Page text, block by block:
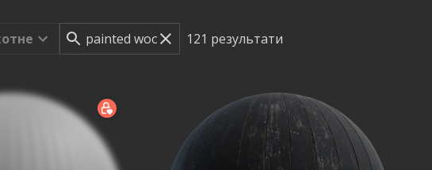
121 результати